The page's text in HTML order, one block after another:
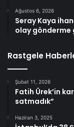
Ağustos 6, 2026
Seray Kaya
olay gönderme
Rastgele
Şubat 11, 2026
Fatih Ürek’in
satmadık”
Haziran 3, 2025